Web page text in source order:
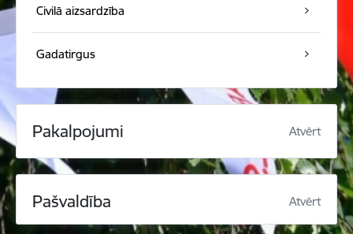
Civilā aizsardzība
Gadatirgus
Pakalpojumi Atvērt
Pašvaldība Atvērt